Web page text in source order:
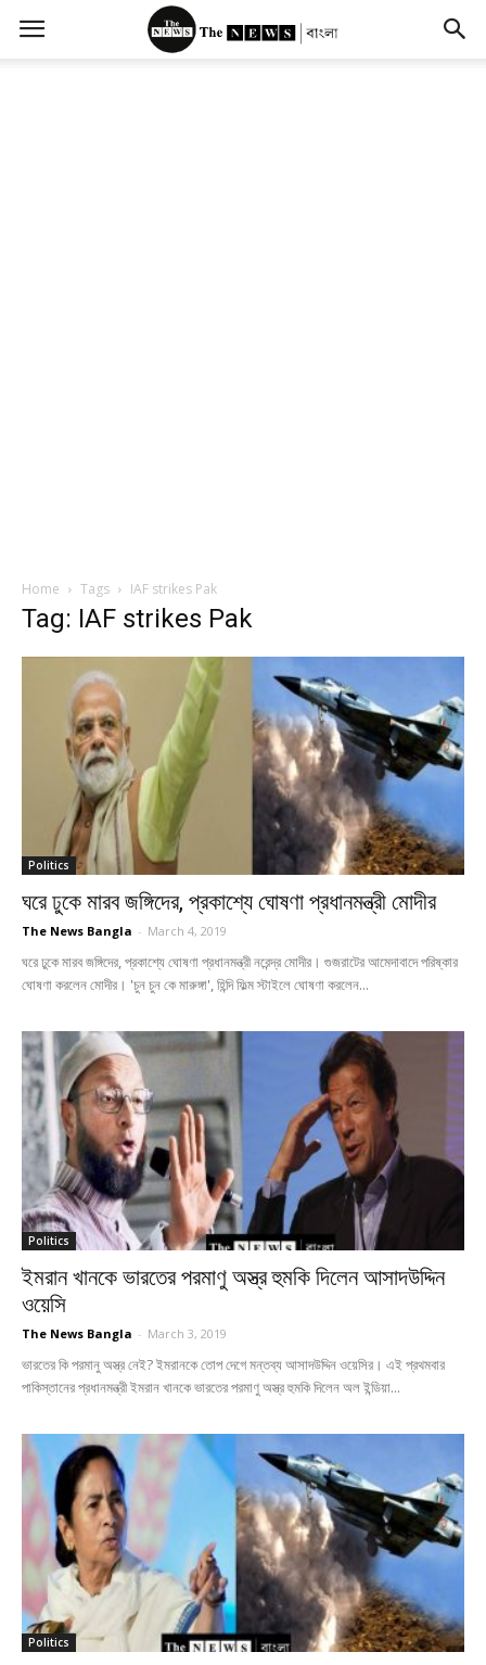
Home Tags IAF strikes Pak
Tag: IAF strikes Pak
Politics
ঘরে ঢুকে মারব জঙ্গিদের, প্রকাশ্যে ঘোষণা প্রধানমন্ত্রী মোদীর
The News Bangla - March 4, 2019
ঘরে ঢুকে মারব জঙ্গিদের, প্রকাশ্যে ঘোষণা প্রধানমন্ত্রী নরেন্দ্র মোদীর। গুজরাটের আমেদাবাদে পরিষ্কার
ঘোষণা করলেন মোদীর। 'চুন চুন কে মারুঙ্গা', হিন্দি ফিল্ম স্টাইলে ঘোষণা করলেন...
Politics
ইমরান খানকে ভারতের পরমাণু অস্ত্র হুমকি দিলেন আসাদউদ্দিন
ওয়েসি
The News Bangla - March 3, 2019
ভারতের কি পরমানু অস্ত্র নেই? ইমরানকে তোপ দেগে মন্তব্য আসাদউদ্দিন ওয়েসির। এই প্রথমবার
পাকিস্তানের প্রধানমন্ত্রী ইমরান খানকে ভারতের পরমাণু অস্ত্র হুমকি দিলেন অল ইন্ডিয়া...
Politics